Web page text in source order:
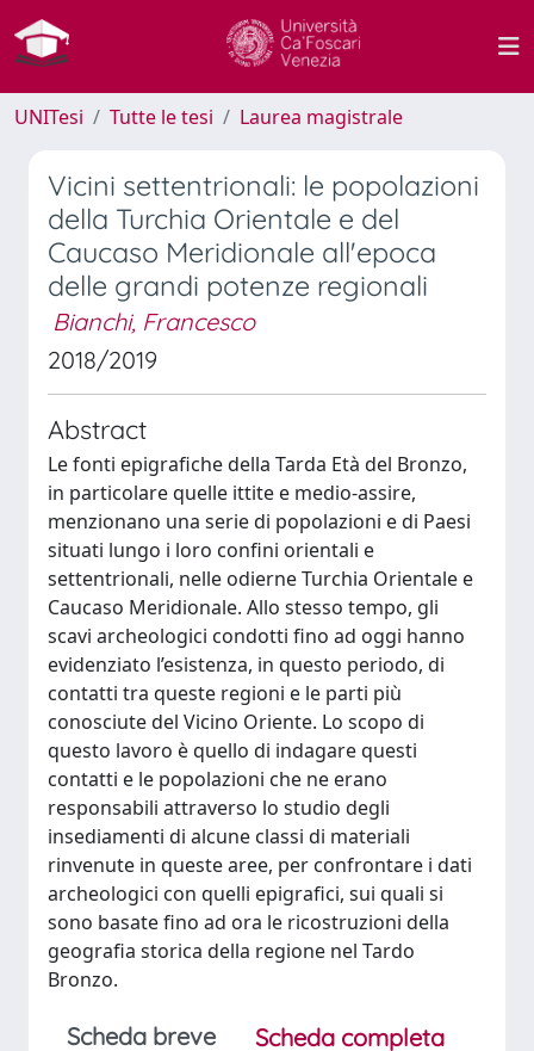
UNITesi Tutte le tesi Laurea magistrale
Vicini settentrionali: le popolazioni
della Turchia Orientale e del
Caucaso Meridionale all'epoca
delle grandi potenze regionali
Bianchi, Francesco
2018/2019
Abstract
Le fonti epigrafiche della Tarda Età del Bronzo,
in particolare quelle ittite e medio-assire,
menzionano una serie di popolazioni e di Paesi
situati lungo i loro confini orientali e
settentrionali, nelle odierne Turchia Orientale e
Caucaso Meridionale. Allo stesso tempo, gli
scavi archeologici condotti fino ad oggi hanno
evidenziato l’esistenza, in questo periodo, di
contatti tra queste regioni e le parti più
conosciute del Vicino Oriente. Lo scopo di
questo lavoro è quello di indagare questi
contatti e le popolazioni che ne erano
responsabili attraverso lo studio degli
insediamenti di alcune classi di materiali
rinvenute in queste aree, per confrontare i dati
archeologici con quelli epigrafici, sui quali si
sono basate fino ad ora le ricostruzioni della
geografia storica della regione nel Tardo
Bronzo.
Scheda breve
Scheda completa